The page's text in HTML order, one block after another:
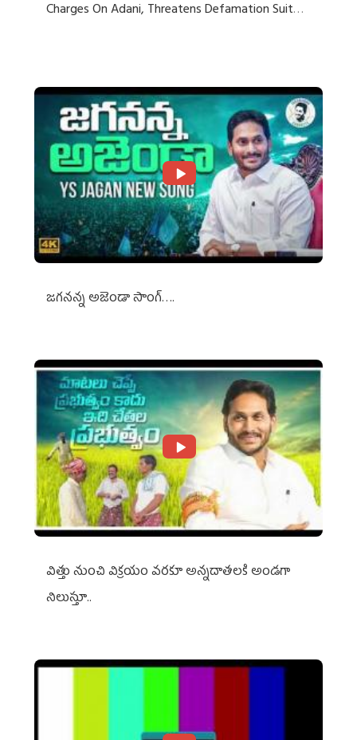
Charges On Adani, Threatens Defamation Suit
జగనన్న అజెండా సాంగ్….
విత్తు నుంచి విక్రయం వరకూ అన్నదాతలకి అండగా
నిలుస్తూ..